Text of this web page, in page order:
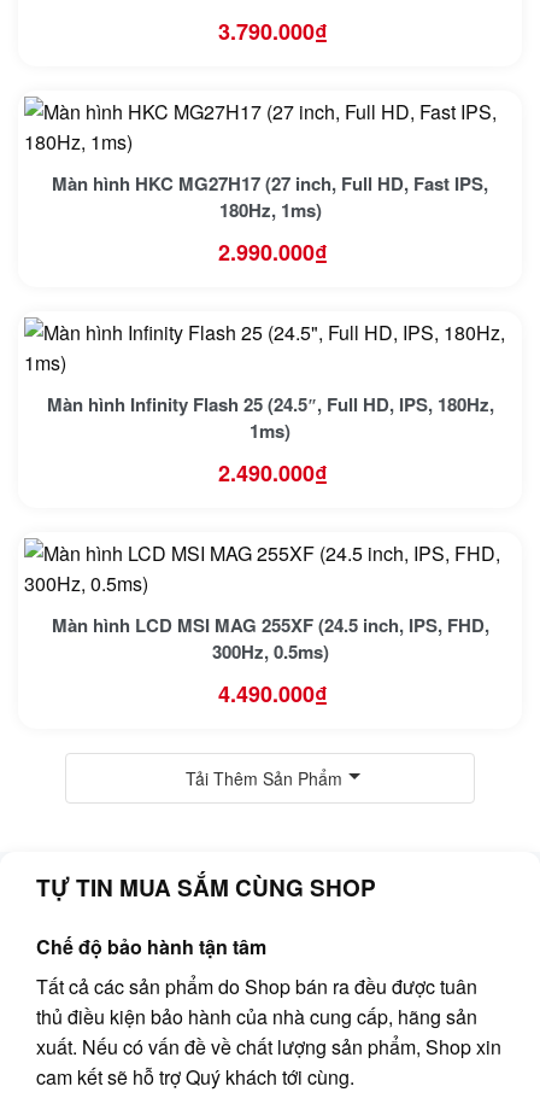
3.790.000₫
Màn hình HKC MG27H17 (27 inch, Full HD, Fast IPS,
180Hz, 1ms)
2.990.000₫
Màn hình Infinity Flash 25 (24.5″, Full HD, IPS, 180Hz,
1ms)
2.490.000₫
Màn hình LCD MSI MAG 255XF (24.5 inch, IPS, FHD,
300Hz, 0.5ms)
4.490.000₫
Tải Thêm Sản Phẩm
TỰ TIN MUA SẮM CÙNG SHOP
Chế độ bảo hành tận tâm
Tất cả các sản phẩm do Shop bán ra đều được tuân
thủ điều kiện bảo hành của nhà cung cấp, hãng sản
xuất. Nếu có vấn đề về chất lượng sản phẩm, Shop xin
cam kết sẽ hỗ trợ Quý khách tới cùng.